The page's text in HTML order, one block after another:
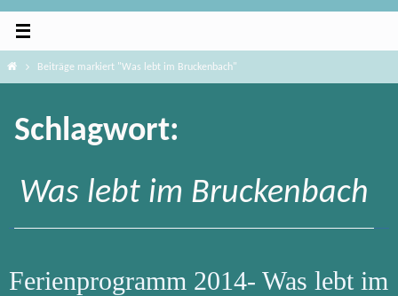
HomeBeiträge markiert "Was lebt im Bruckenbach"
Schlagwort:
Was lebt im Bruckenbach
Ferienprogramm 2014- Was lebt im